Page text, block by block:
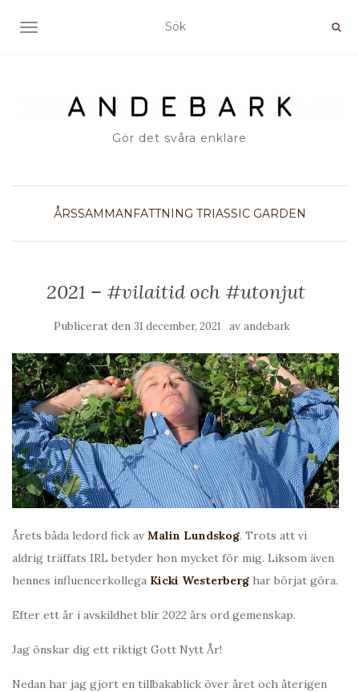
SLÅ PÅ/AV NAVIGERING
Gör det svåra enklare
ÅRSSAMMANFATTNING TRIASSIC GARDEN
2021 – #vilaitid och #utonjut
Publicerat den 31 december, 2021 av andebark
Årets båda ledord fick av Malin Lundskog. Trots att vi
aldrig träffats IRL betyder hon mycket för mig. Liksom även
hennes influencerkollega Kicki Westerberg har börjat göra.
Efter ett år i avskildhet blir 2022 års ord gemenskap.
Jag önskar dig ett riktigt Gott Nytt År!
Nedan har jag gjort en tillbakablick över året och återigen